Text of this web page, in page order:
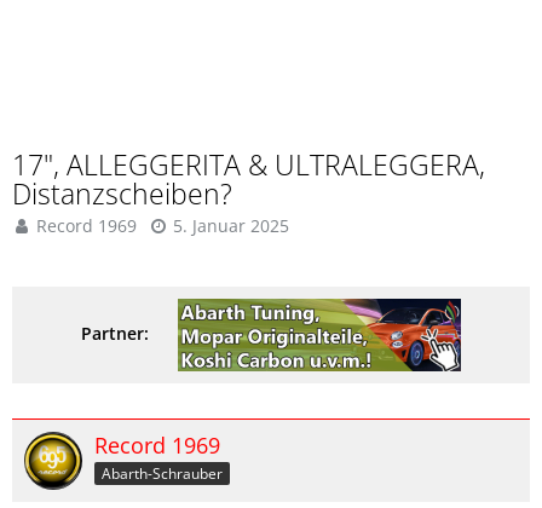
17", ALLEGGERITA & ULTRALEGGERA,
Distanzscheiben?
Record 1969 5. Januar 2025
Partner:
Record 1969
Abarth-Schrauber